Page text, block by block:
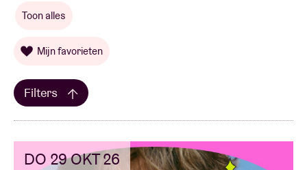
Bezoekersinfo
AB ❤ you
Toon alles
Mijn favorieten
Filters
DO 29 OKT 26